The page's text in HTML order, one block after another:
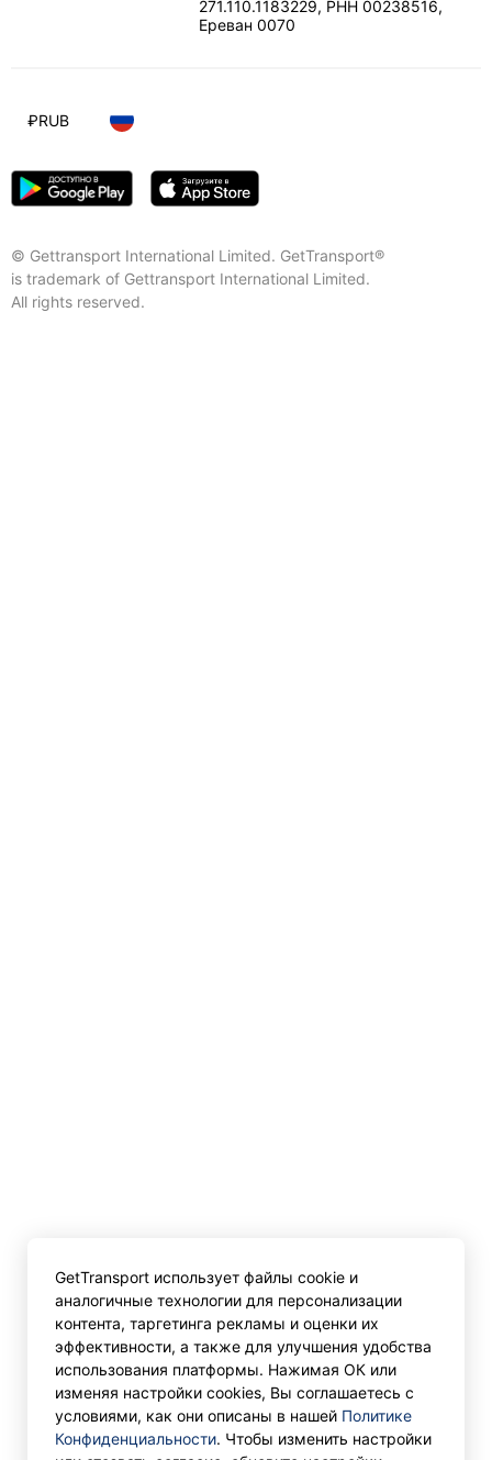
271.110.1183229, РНН 00238516,
Ереван 0070
© Gettransport International Limited. GetTransport®
is trademark of Gettransport International Limited.
All rights reserved.
₽RUB
GetTransport использует файлы cookie и
аналогичные технологии для персонализации
контента, таргетинга рекламы и оценки их
эффективности, а также для улучшения удобства
использования платформы. Нажимая ОК или
изменяя настройки cookies, Вы соглашаетесь с
условиями, как они описаны в нашей Политике
Конфиденциальности. Чтобы изменить настройки